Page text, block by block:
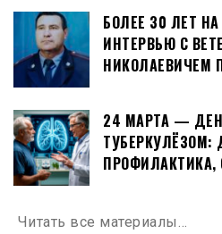
БОЛЕЕ 30 ЛЕТ
ИНТЕРВЬЮ С
НИКОЛАЕВИЧЕМ
24 МАРТА —
ТУБЕРКУЛЁЗОМ:
ПРОФИЛАКТИКА,
Читать все материалы…